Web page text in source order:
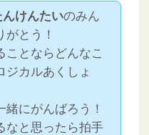
けんたいのみん
がとう！
ことならどんなこ
ジカルあくしょ
緒にがんばろう！
なと思ったら拍手